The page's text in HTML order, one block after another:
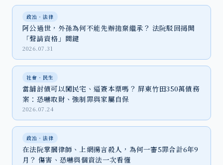
政治‧法律
阿公過世，外孫為何不能先辦拋棄繼承？ 法院駁回揭開
「聲請資格」關鍵
2026.07.31
社會‧民生
當舖討債可以闖民宅、逼簽本票嗎？ 屏東竹田350萬債務
案：恐嚇取財、強制罪與家屬自保
2026.07.24
政治‧法律
在法院掌摑律師、上網揚言殺人，為何一審5罪合計6年9
月？ 傷害、恐嚇與個資法一次看懂